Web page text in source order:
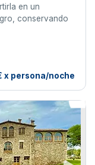
en un
conservando
x persona/noche